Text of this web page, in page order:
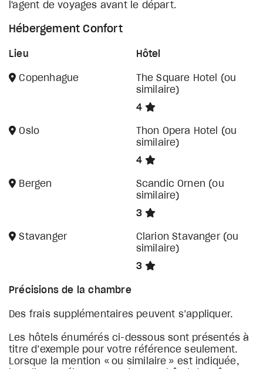
l'agent de voyages avant le départ.
Hébergement Confort
Lieu Hôtel
Copenhague
The Square Hotel (ou
similaire)
4
Oslo
Thon Opera Hotel (ou
similaire)
4
Bergen
Scandic Ornen (ou
similaire)
3
Stavanger
Clarion Stavanger (ou
similaire)
3
Précisions de la chambre
Des frais supplémentaires peuvent s’appliquer.
Les hôtels énumérés ci-dessous sont présentés à
titre d’exemple pour votre référence seulement.
Lorsque la mention « ou similaire » est indiquée,